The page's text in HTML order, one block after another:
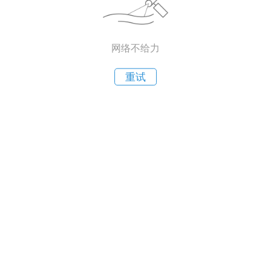
网络不给力
重试